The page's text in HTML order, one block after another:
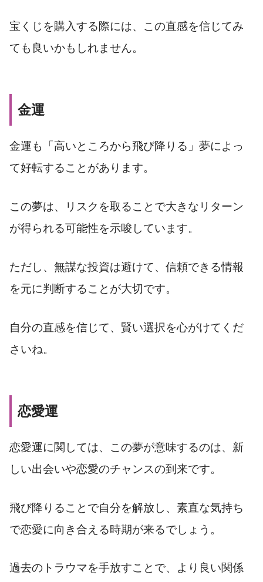
宝くじを購入する際には、この直感を信じてみ
ても良いかもしれません。
金運
金運も「高いところから飛び降りる」夢によっ
て好転することがあります。
この夢は、リスクを取ることで大きなリターン
が得られる可能性を示唆しています。
ただし、無謀な投資は避けて、信頼できる情報
を元に判断することが大切です。
自分の直感を信じて、賢い選択を心がけてくだ
さいね。
恋愛運
恋愛運に関しては、この夢が意味するのは、新
しい出会いや恋愛のチャンスの到来です。
飛び降りることで自分を解放し、素直な気持ち
で恋愛に向き合える時期が来るでしょう。
過去のトラウマを手放すことで、より良い関係